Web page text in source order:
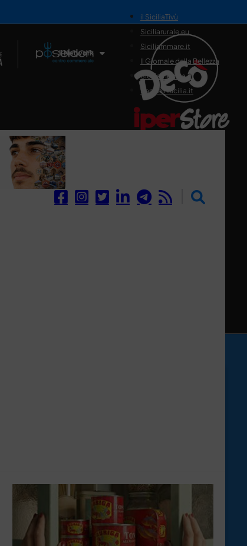
Il Network
il SiciliaTivù
Siciliarurale.eu
Siciliammare.it
Il Giornale della Bellezza
Siciliamedica.it
Sanitainsicilia.it